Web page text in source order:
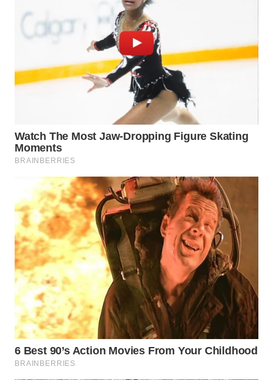
LIKUPANG
LABUANBAJO
Wahana
Media
WAHANA
NEWS
WAHANA
TANI
WAHANA
ADVOKAT
WAHANA